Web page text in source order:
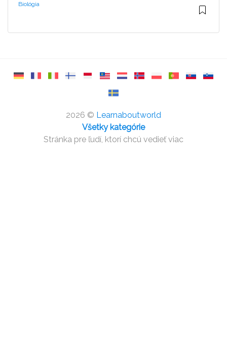
Biológia
2026 © Learnaboutworld
Všetky kategórie
Stránka pre ľudí, ktorí chcú vedieť viac